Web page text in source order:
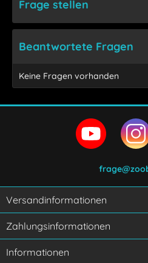
Frage stellen
Ich habe die
verstanden und stimme zu.
Mit * gekennzeichnete Felder
Beantwortete Fragen
Keine Fragen vorhanden
Versandinformationen
Zahlungsinformationen
Informationen